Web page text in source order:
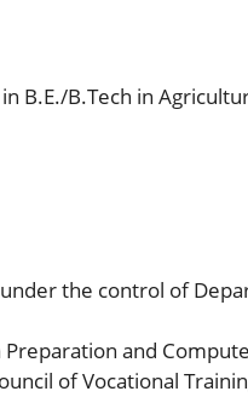
B.E./B.Tech in
under the control of
Preparation and
of Vocational